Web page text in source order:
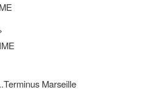
Marseille